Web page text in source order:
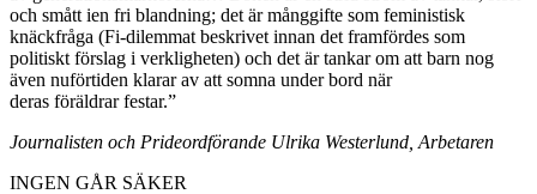
och smått ien fri blandning; det är månggifte som feministisk
knäckfråga (Fi-dilemmat beskrivet innan det framfördes som
politiskt förslag i verkligheten) och det är tankar om att barn nog
även nuförtiden klarar av att somna under bord när
deras föräldrar festar.”
Journalisten och Prideordförande Ulrika Westerlund, Arbetaren
INGEN GÅR SÄKER